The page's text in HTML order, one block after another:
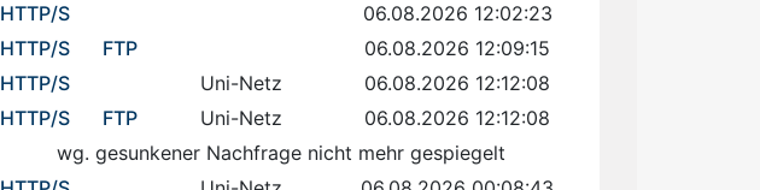
HTTP/S
06.08.2026 12:02:23
HTTP/S FTP
06.08.2026 12:09:15
HTTP/S Uni-Netz
06.08.2026 12:12:08
HTTP/S FTP Uni-Netz
06.08.2026 12:12:08
wg. gesunkener Nachfrage nicht mehr gespiegelt